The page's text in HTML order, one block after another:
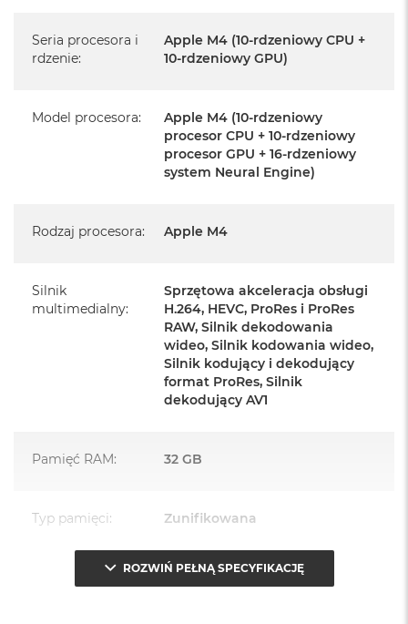
urządzenia.
Magic Keyboard z Touch ID
Zasilacz o mocy 143W
Przewód USB‑C do ładowania
PASUJE WSZĘDZIE– Ten zaskakująco smukły, dostępny w
zrobisz więcej szybciej. Bawisz się czy pracujesz, edytujesz
Seria procesora i
rdzenie:
Apple M4 (10-rdzeniowy CPU +
10-rdzeniowy GPU)
Model procesora:
Apple M4 (10-rdzeniowy
procesor CPU + 10-rdzeniowy
procesor GPU + 16-rdzeniowy
system Neural Engine)
Rodzaj procesora: Apple M4
Silnik
multimedialny:
Sprzętowa akceleracja obsługi
H.264, HEVC, ProRes i ProRes
RAW, Silnik dekodowania
wideo, Silnik kodowania wideo,
Silnik kodujący i dekodujący
format ProRes, Silnik
dekodujący AV1
Pamięć RAM: 32 GB
Typ pamięci: Zunifikowana
Przepustowość
120 GB/s
ROZWIŃ PEŁNĄ SPECYFIKACJĘ